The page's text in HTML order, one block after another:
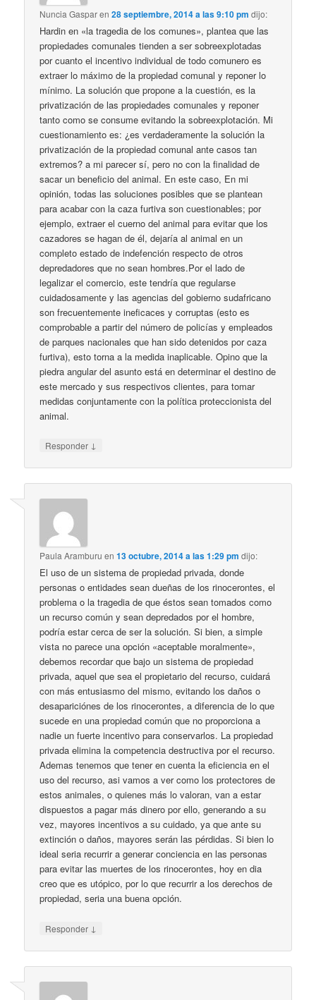
Nuncia Gasparen28 septiembre, 2014 a las 9:10 pm dijo:
Hardin en «la tragedia de los comunes», plantea que las
propiedades comunales tienden a ser sobreexplotadas
por cuanto el incentivo individual de todo comunero es
extraer lo máximo de la propiedad comunal y reponer lo
mínimo. La solución que propone a la cuestión, es la
privatización de las propiedades comunales y reponer
tanto como se consume evitando la sobreexplotación. Mi
cuestionamiento es: ¿es verdaderamente la solución la
privatización de la propiedad comunal ante casos tan
extremos? a mi parecer sí, pero no con la finalidad de
sacar un beneficio del animal. En este caso, En mi
opinión, todas las soluciones posibles que se plantean
para acabar con la caza furtiva son cuestionables; por
ejemplo, extraer el cuerno del animal para evitar que los
cazadores se hagan de él, dejaría al animal en un
completo estado de indefención respecto de otros
depredadores que no sean hombres.Por el lado de
legalizar el comercio, este tendría que regularse
cuidadosamente y las agencias del gobierno sudafricano
son frecuentemente ineficaces y corruptas (esto es
comprobable a partir del número de policías y empleados
de parques nacionales que han sido detenidos por caza
furtiva), esto torna a la medida inaplicable. Opino que la
piedra angular del asunto está en determinar el destino de
este mercado y sus respectivos clientes, para tomar
medidas conjuntamente con la política proteccionista del
animal.
Responder ↓
Paula Aramburu en13 octubre, 2014 a las 1:29 pm dijo:
El uso de un sistema de propiedad privada, donde
personas o entidades sean dueñas de los rinocerontes, el
problema o la tragedia de que éstos sean tomados como
un recurso común y sean depredados por el hombre,
podría estar cerca de ser la solución. Si bien, a simple
vista no parece una opción «aceptable moralmente»,
debemos recordar que bajo un sistema de propiedad
privada, aquel que sea el propietario del recurso, cuidará
con más entusiasmo del mismo, evitando los daños o
desapariciónes de los rinocerontes, a diferencia de lo que
sucede en una propiedad común que no proporciona a
nadie un fuerte incentivo para conservarlos. La propiedad
privada elimina la competencia destructiva por el recurso.
Ademas tenemos que tener en cuenta la eficiencia en el
uso del recurso, asi vamos a ver como los protectores de
estos animales, o quienes más lo valoran, van a estar
dispuestos a pagar más dinero por ello, generando a su
vez, mayores incentivos a su cuidado, ya que ante su
extinción o daños, mayores serán las pérdidas. Si bien lo
ideal seria recurrir a generar conciencia en las personas
para evitar las muertes de los rinocerontes, hoy en dia
creo que es utópico, por lo que recurrir a los derechos de
propiedad, seria una buena opción.
Responder ↓